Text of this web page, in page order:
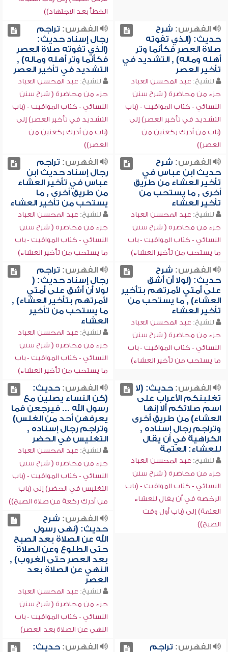
الخطأ بعد الاجتهاد))
الفهرس: شرح
حديث: (الذي تفوته
صلاة العصر فكأنما وتر
أهله وماله) , التشديد في
تأخير العصر
للشيخ: عبد المحسن العباد
جزء من محاضرة ( شرح سنن
النسائي - كتاب المواقيت - (باب
التشديد في تأخير العصر) إلى
(باب من أدرك ركعتين من
العصر))
الفهرس: تراجم
رجال إسناد حديث:
(الذي تفوته صلاة العصر
فكأنما وتر أهله وماله) ,
التشديد في تأخير العصر
للشيخ: عبد المحسن العباد
جزء من محاضرة ( شرح سنن
النسائي - كتاب المواقيت - (باب
التشديد في تأخير العصر) إلى
(باب من أدرك ركعتين من
العصر))
الفهرس: شرح
حديث ابن عباس في
تأخير العشاء من طريق
أخرى , ما يستحب من
تأخير العشاء
للشيخ: عبد المحسن العباد
جزء من محاضرة ( شرح سنن
النسائي - كتاب المواقيت - باب
ما يستحب من تأخير العشاء)
الفهرس: تراجم
رجال إسناد حديث ابن
عباس في تأخير العشاء
من طريق أخرى , ما
يستحب من تأخير العشاء
للشيخ: عبد المحسن العباد
جزء من محاضرة ( شرح سنن
النسائي - كتاب المواقيت - باب
ما يستحب من تأخير العشاء)
الفهرس: شرح
حديث: (لولا أن أشق
على أمتي لأمرتهم بتأخير
العشاء) , ما يستحب من
تأخير العشاء
للشيخ: عبد المحسن العباد
جزء من محاضرة ( شرح سنن
النسائي - كتاب المواقيت - باب
ما يستحب من تأخير العشاء)
الفهرس: تراجم
رجال إسناد حديث: (
لولا أن أشق على أمتي
لأمرتهم بتأخير العشاء) ,
ما يستحب من تأخير
العشاء
للشيخ: عبد المحسن العباد
جزء من محاضرة ( شرح سنن
النسائي - كتاب المواقيت - باب
ما يستحب من تأخير العشاء)
الفهرس:حديث: (لا
تغلبنكم الأعراب على
اسم صلاتكم ألا إنها
العشاء) من طريق أخرى
وتراجم رجال إسناده ,
الكراهية في أن يقال
للعشاء: العتمة
للشيخ: عبد المحسن العباد
جزء من محاضرة ( شرح سنن
النسائي - كتاب المواقيت - (باب
الرخصة في أن يقال للعشاء
العتمة) إلى (باب أول وقت
الصبح))
الفهرس:حديث:
(كن النساء يصلين مع
رسول الله ... فيرجعن فما
يعرفهن أحد من الغلس)
وتراجم رجال إسناده ,
التغليس في الحضر
للشيخ: عبد المحسن العباد
جزء من محاضرة ( شرح سنن
النسائي - كتاب المواقيت - (باب
التغليس في الحضر) إلى (باب
من أدرك ركعة من صلاة الصبح))
الفهرس: شرح
حديث: (نهى رسول
الله عن الصلاة بعد الصبح
حتى الطلوع وعن الصلاة
بعد العصر حتى الغروب) ,
النهي عن الصلاة بعد
العصر
للشيخ: عبد المحسن العباد
جزء من محاضرة ( شرح سنن
النسائي - كتاب المواقيت - باب
النهي عن الصلاة بعد العصر)
الفهرس: تراجم
الفهرس:حديث: